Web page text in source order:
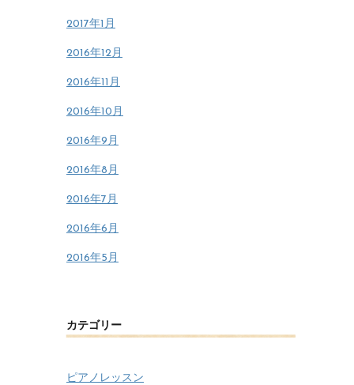
2017年1月
2016年12月
2016年11月
2016年10月
2016年9月
2016年8月
2016年7月
2016年6月
2016年5月
カテゴリー
ピアノレッスン